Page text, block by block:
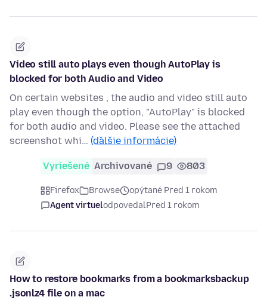
Video still auto plays even though AutoPlay is
blocked for both Audio and Video
On certain websites , the audio and video still auto
play even though the option, "AutoPlay" is blocked
for both audio and video. Please see the attached
screenshot whi… (ďalšie informácie)
Vyriešené Archivované 9 803
Firefox Browse
opýtané Pred 1 rokom
Agent virtuelodpovedalPred 1 rokom
How to restore bookmarks from a bookmarksbackup
.jsonlz4 file on a mac